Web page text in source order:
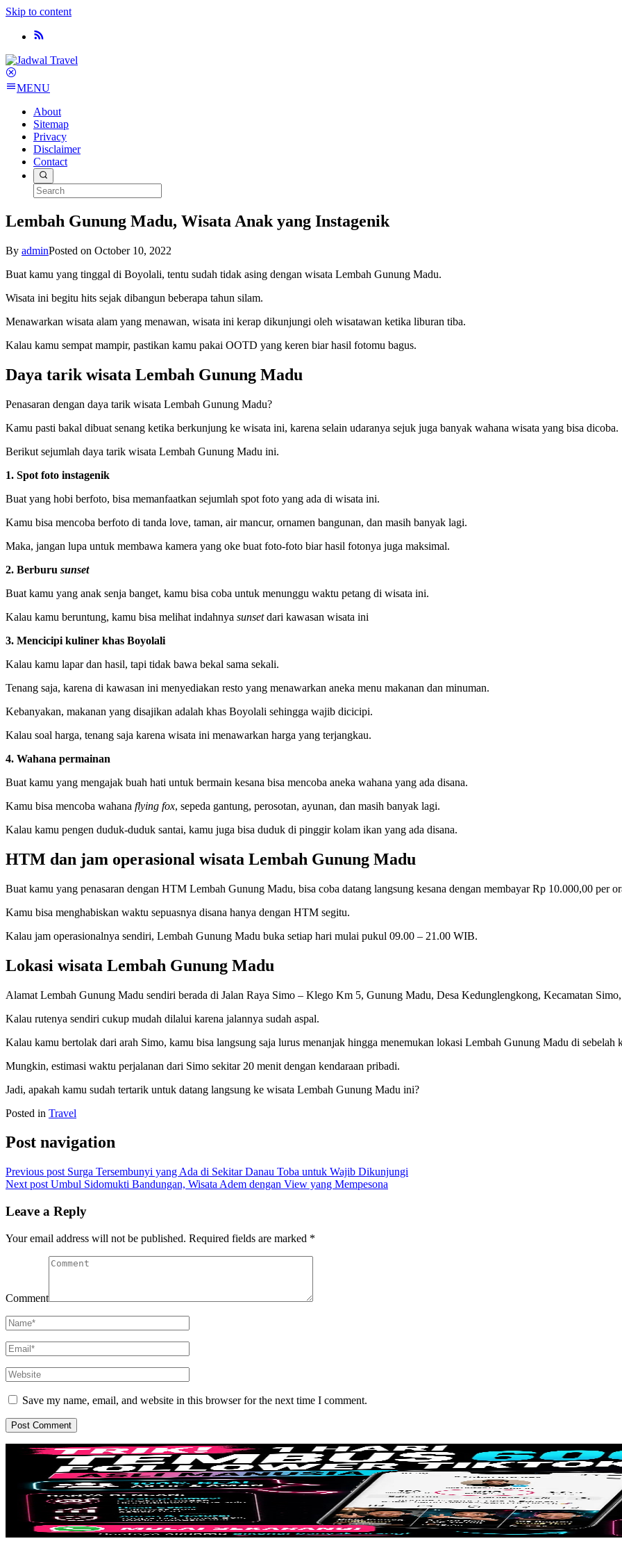
Skip to content
MENU
About
Sitemap
Privacy
Disclaimer
Contact
Lembah Gunung Madu, Wisata Anak yang Instagenik
By adminPosted on October 10, 2022
Buat kamu yang tinggal di Boyolali, tentu sudah tidak asing dengan wisata Lembah Gunung Madu.
Wisata ini begitu hits sejak dibangun beberapa tahun silam.
Menawarkan wisata alam yang menawan, wisata ini kerap dikunjungi oleh wisatawan ketika liburan tiba.
Kalau kamu sempat mampir, pastikan kamu pakai OOTD yang keren biar hasil fotomu bagus.
Daya tarik wisata Lembah Gunung Madu
Penasaran dengan daya tarik wisata Lembah Gunung Madu?
Kamu pasti bakal dibuat senang ketika berkunjung ke wisata ini, karena selain udaranya sejuk juga banyak wahana wisata yang bisa dicoba.
Berikut sejumlah daya tarik wisata Lembah Gunung Madu ini.
1. Spot foto instagenik
Buat yang hobi berfoto, bisa memanfaatkan sejumlah spot foto yang ada di wisata ini.
Kamu bisa mencoba berfoto di tanda love, taman, air mancur, ornamen bangunan, dan masih banyak lagi.
Maka, jangan lupa untuk membawa kamera yang oke buat foto-foto biar hasil fotonya juga maksimal.
2. Berburu sunset
Buat kamu yang anak senja banget, kamu bisa coba untuk menunggu waktu petang di wisata ini.
Kalau kamu beruntung, kamu bisa melihat indahnya sunsetdari kawasan wisata ini
3. Mencicipi kuliner khas Boyolali
Kalau kamu lapar dan hasil, tapi tidak bawa bekal sama sekali.
Tenang saja, karena di kawasan ini menyediakan resto yang menawarkan aneka menu makanan dan minuman.
Kebanyakan, makanan yang disajikan adalah khas Boyolali sehingga wajib dicicipi.
Kalau soal harga, tenang saja karena wisata ini menawarkan harga yang terjangkau.
4. Wahana permainan
Buat kamu yang mengajak buah hati untuk bermain kesana bisa mencoba aneka wahana yang ada disana.
Kamu bisa mencoba wahana flying fox, sepeda gantung, perosotan, ayunan, dan masih banyak lagi.
Kalau kamu pengen duduk-duduk santai, kamu juga bisa duduk di pinggir kolam ikan yang ada disana.
HTM dan jam operasional wisata Lembah Gunung Madu
Buat kamu yang penasaran dengan HTM Lembah Gunung Madu, bisa coba datang langsung kesana dengan membayar Rp 10.000,00 per
Kamu bisa menghabiskan waktu sepuasnya disana hanya dengan HTM segitu.
Kalau jam operasionalnya sendiri, Lembah Gunung Madu buka setiap hari mulai pukul 09.00 – 21.00 WIB.
Lokasi wisata Lembah Gunung Madu
Alamat Lembah Gunung Madu sendiri berada di Jalan Raya Simo – Klego Km 5, Gunung Madu, Desa Kedunglengkong, Kecamatan
Kalau rutenya sendiri cukup mudah dilalui karena jalannya sudah aspal.
Kalau kamu bertolak dari arah Simo, kamu bisa langsung saja lurus menanjak hingga menemukan lokasi Lembah Gunung Madu di sebelah
Mungkin, estimasi waktu perjalanan dari Simo sekitar 20 menit dengan kendaraan pribadi.
Jadi, apakah kamu sudah tertarik untuk datang langsung ke wisata Lembah Gunung Madu ini?
Posted in Travel
Post navigation
Previous post Surga Tersembunyi yang Ada di Sekitar Danau Toba untuk Wajib Dikunjungi
Next post Umbul Sidomukti Bandungan, Wisata Adem dengan View yang Mempesona
Leave a Reply
Your email address will not be published. Required fields are marked *
Comment
Save my name, email, and website in this browser for the next time I comment.